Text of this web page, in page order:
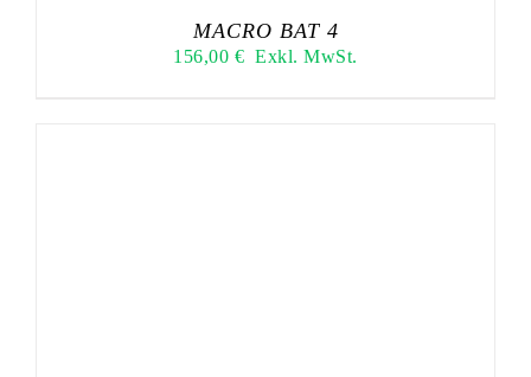
MACRO BAT 4
156,00 € Exkl. MwSt.